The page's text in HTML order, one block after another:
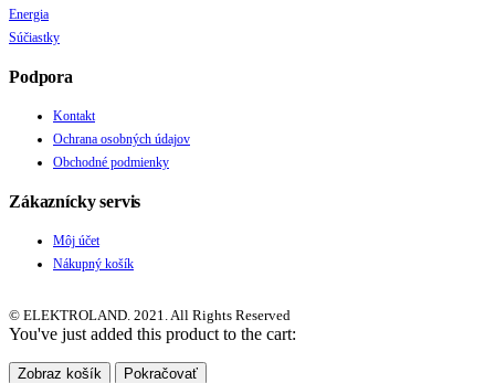
Energia
Súčiastky
Podpora
Kontakt
Ochrana osobných údajov
Obchodné podmienky
Zákaznícky servis
Môj účet
Nákupný košík
© ELEKTROLAND. 2021. All Rights Reserved
You've just added this product to the cart:
Zobraz košík Pokračovať